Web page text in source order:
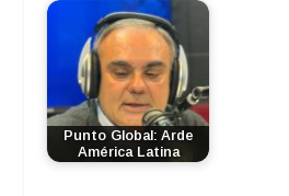
Punto Global: Arde
América Latina